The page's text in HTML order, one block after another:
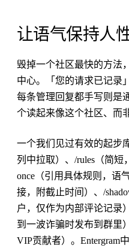
让语气保持人
毁掉一个社区最快的方法
中心。「您的请求已记录
每条管理回复都手写则是
个读起来像这个社区、而
一个我们见过有效的起步
列中拉取）、/rules（简短
once（引用具体规则，语
接，附截止时间）、/
户，仅作为内部评论记录
到一波诈骗时发布到群里
VIP贡献者）。Entergram